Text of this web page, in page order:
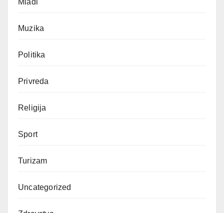
Muzika
Politika
Privreda
Religija
Sport
Turizam
Uncategorized